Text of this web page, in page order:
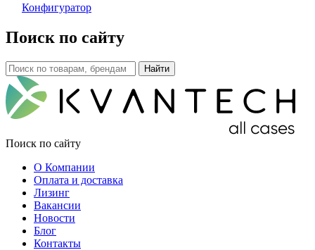
Конфигуратор
Поиск по сайту
Поиск по сайту
О Компании
Оплата и доставка
Лизинг
Вакансии
Новости
Блог
Контакты